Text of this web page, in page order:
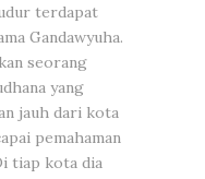
terdapat
Gandawyuha.
seorang
yang
jauh dari kota
pemahaman
tiap kota dia